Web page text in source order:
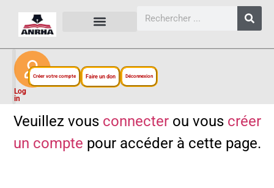
Log
in
Créer votre compte Faire un don Déconnexion
Veuillez vous connecterou vous créer
un compte pour accéder à cette page.